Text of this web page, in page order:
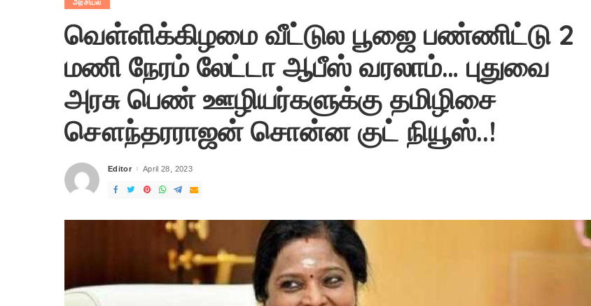
அரசியல்
வெள்ளிக்கிழமை வீட்டுல பூஜை பண்ணிட்டு 2
மணி நேரம் லேட்டா ஆபீஸ் வரலாம்… புதுவை
அரசு பெண் ஊழியர்களுக்கு தமிழிசை
சௌந்தரராஜன் சொன்ன குட் நியூஸ்..!
Posted
Editor April 28, 2023